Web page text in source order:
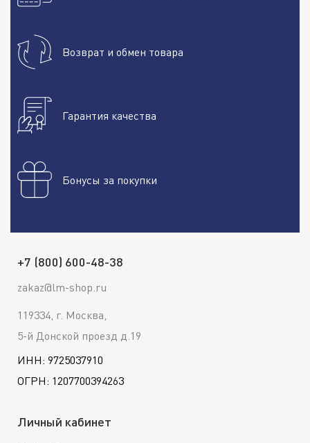
Возврат и обмен товара
Гарантия качества
Бонусы за покупки
+7 (800) 600-48-38
zakaz@lm-shop.ru
119334, г. Москва,
5-й Донской проезд д.19
ИНН: 9725037910
ОГРН: 1207700394263
Личный кабинет